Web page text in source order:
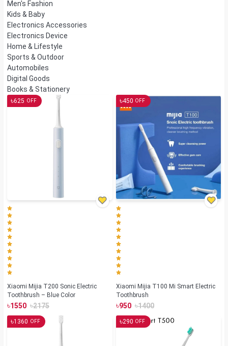
Men's Fashion
Kids & Baby
Electronics Accessories
Electronics Device
Home & Lifestyle
Sports & Outdoor
Automobiles
Digital Goods
Books & Stationery
৳625 OFF
Xiaomi Mijia T200 Sonic Electric
Toothbrush – Blue Color
৳1550 ৳2175
৳450 OFF
Xiaomi Mijia T100 Mi Smart Electric
Toothbrush
৳950 ৳1400
৳1360 OFF ৳290 OFF